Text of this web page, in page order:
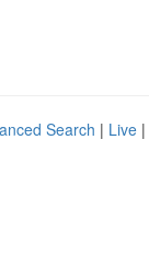
Search | Live |